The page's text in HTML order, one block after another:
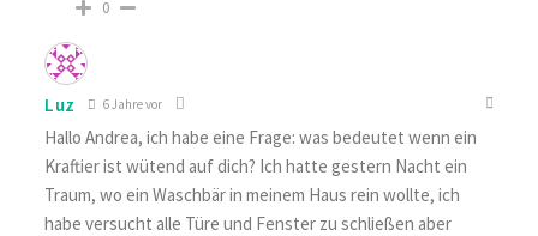
0
Luz 6 Jahre vor
Hallo Andrea, ich habe eine Frage: was bedeutet wenn ein
Kraftier ist wütend auf dich? Ich hatte gestern Nacht ein
Traum, wo ein Waschbär in meinem Haus rein wollte, ich
habe versucht alle Türe und Fenster zu schließen aber